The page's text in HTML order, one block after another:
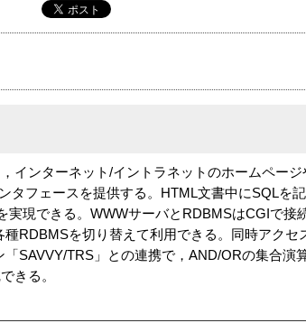
インターネット/イントラネットのホームペー
タフェースを提供する。HTML文書中にSQLを
現できる。WWWサーバとRDBMSはCGIで接
RDBMSを切り替えて利用できる。同時アクセ
SAVVY/TRS」との連携で，AND/ORの集合演
きる。